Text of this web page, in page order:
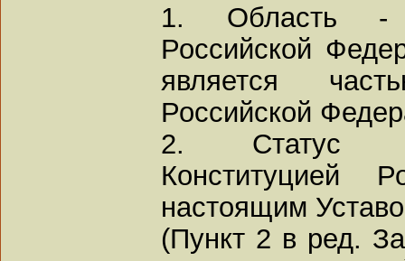
1. Область -
Российской
является
Российской
2. Статус
Конституцией
настоящим
(Пункт 2 в ред.